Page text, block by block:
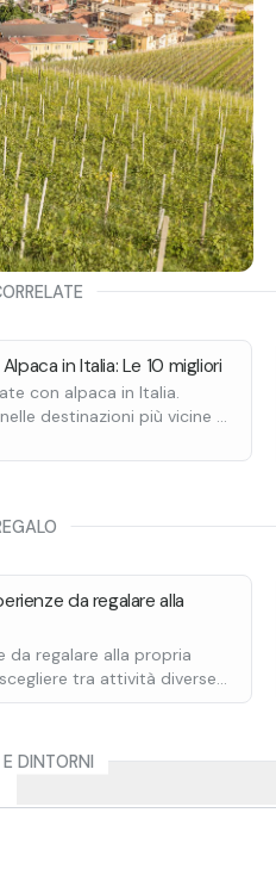
in Italia: Le 10 migliori
con alpaca in Italia.
destinazioni più vicine a
da regalare alla
da regalare alla propria
tra attività diverse
a cavallo o una cena in
DINTORNI